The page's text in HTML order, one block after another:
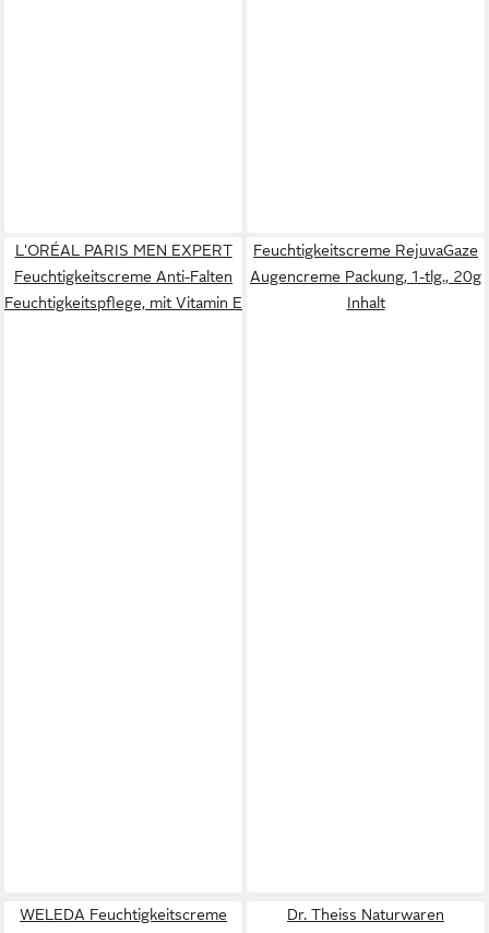
L'ORÉAL PARIS MEN EXPERT
Feuchtigkeitscreme Anti-Falten
Feuchtigkeitspflege, mit Vitamin E
Feuchtigkeitscreme RejuvaGaze
Augencreme Packung, 1-tlg., 20g
Inhalt
WELEDA Feuchtigkeitscreme
Dr. Theiss Naturwaren